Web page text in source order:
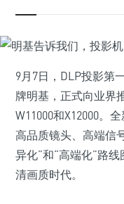
9月7日，DLP投影第
牌明基，正式向业界
W11000和X12000。
高品质镜头、高端信
异化”和“高端化”路
清画质时代。